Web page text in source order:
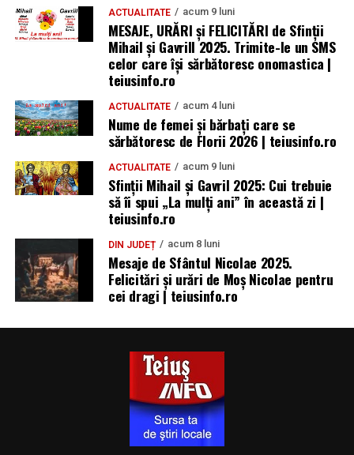
ACTUALITATE acum 9 luni
MESAJE, URĂRI și FELICITĂRI de Sfinții
Mihail și Gavrill 2025. Trimite-le un SMS
celor care își sărbătoresc onomastica |
teiusinfo.ro
ACTUALITATE acum 4 luni
Nume de femei și bărbați care se
sărbătoresc de Florii 2026 | teiusinfo.ro
ACTUALITATE acum 9 luni
Sfinții Mihail și Gavril 2025: Cui trebuie
să îi spui „La mulţi ani” în această zi |
teiusinfo.ro
DIN JUDEȚ acum 8 luni
Mesaje de Sfântul Nicolae 2025.
Felicitări și urări de Moș Nicolae pentru
cei dragi | teiusinfo.ro